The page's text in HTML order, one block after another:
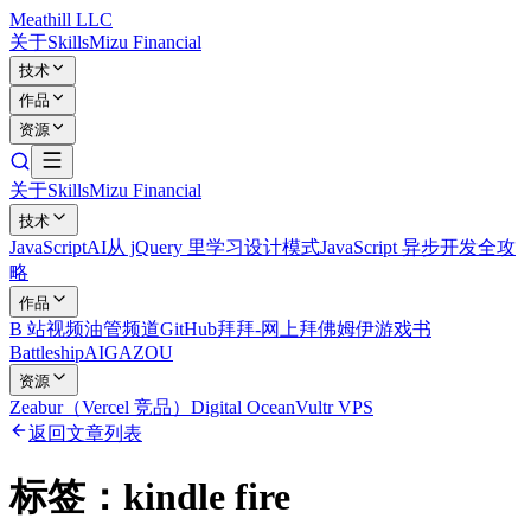
Meathill LLC
关于SkillsMizu Financial
技术
作品
资源
关于SkillsMizu Financial
技术
JavaScriptAI从 jQuery 里学习设计模式JavaScript 异步开发全攻
略
作品
B 站视频油管频道GitHub拜拜-网上拜佛姆伊游戏书
BattleshipAIGAZOU
资源
Zeabur（Vercel 竞品） Digital OceanVultr VPS
返回文章列表
标签： kindle fire